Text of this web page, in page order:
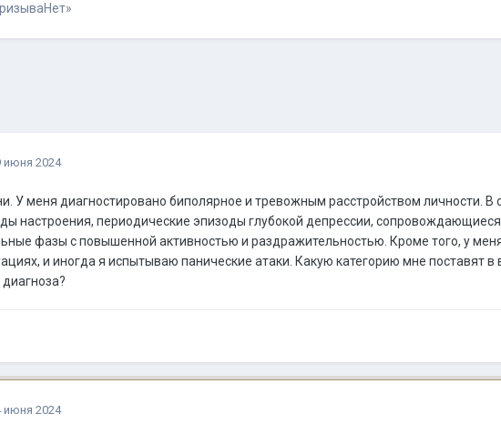
июня 2024
У меня диагностировано биполярное и тревожным расстройством личности.
настроения, периодические эпизоды глубокой депрессии,
фазы с повышенной активностью и раздражительностью. Кроме того, у меня
и иногда я испытываю панические атаки. Какую категорию мне поставят
июня 2024